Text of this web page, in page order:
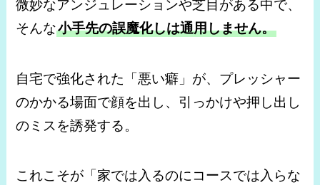
微妙なアンジュレーションや芝目がある中で、
そんな小手先の誤魔化しは通用しません。
自宅で強化された「悪い癖」が、プレッシャー
のかかる場面で顔を出し、引っかけや押し出し
のミスを誘発する。
これこそが「家では入るのにコースでは入らな